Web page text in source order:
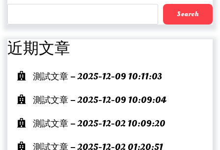
Search
近期文章
測試文章 – 2025-12-09 10:11:03
測試文章 – 2025-12-09 10:09:04
測試文章 – 2025-12-02 10:09:20
測試文章 – 2025-12-02 01:20:51